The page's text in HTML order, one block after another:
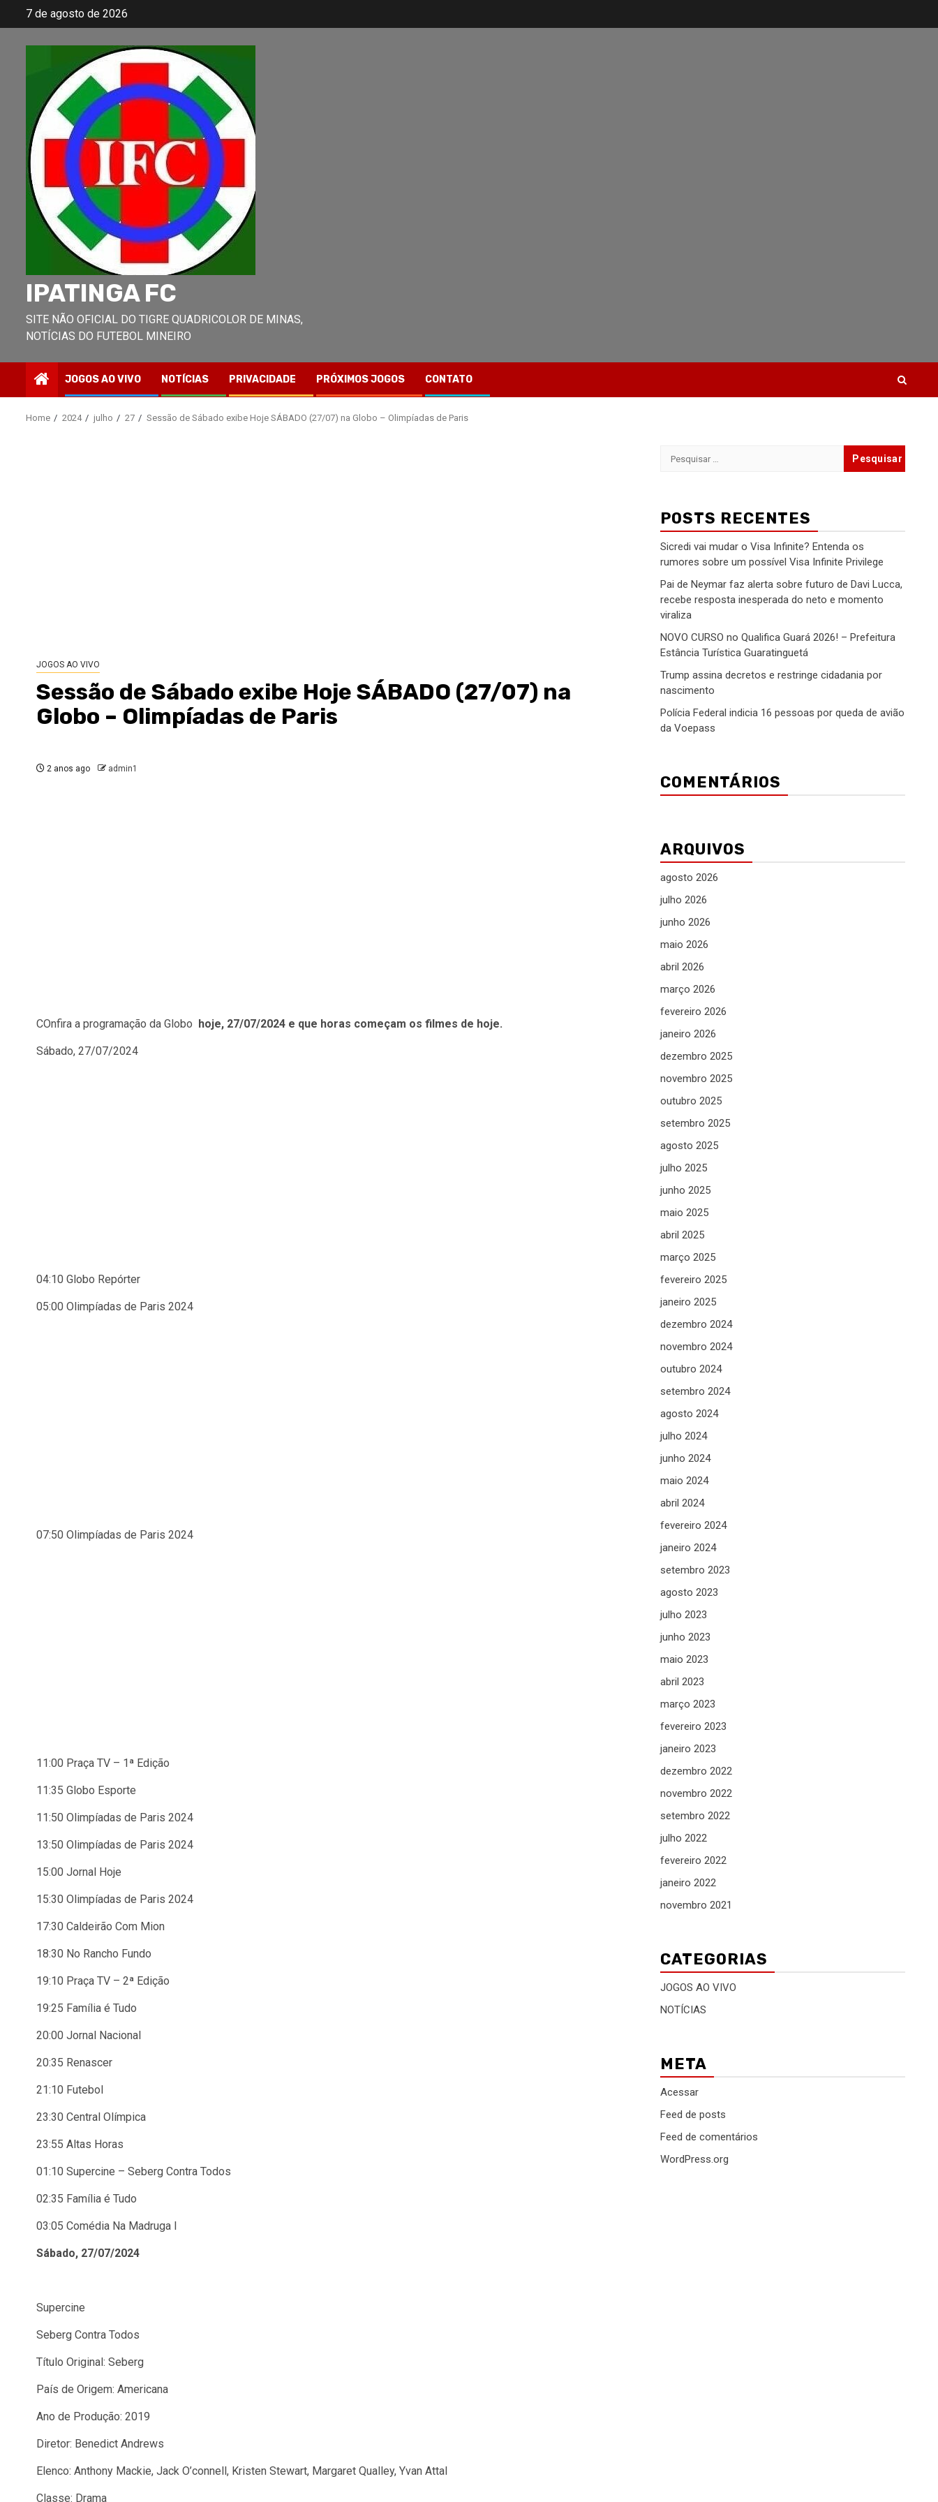
7 de agosto de 2026
IPATINGA FC
SITE NÃO OFICIAL DO TIGRE QUADRICOLOR DE MINAS,
NOTÍCIAS DO FUTEBOL MINEIRO
JOGOS AO VIVO NOTÍCIAS PRIVACIDADE PRÓXIMOS JOGOS CONTATO
Home 2024 julho 27 Sessão de Sábado exibe Hoje SÁBADO (27/07) na Globo – Olimpíadas de Paris
JOGOS AO VIVO
Sessão de Sábado exibe Hoje SÁBADO (27/07) na
Globo – Olimpíadas de Paris
2 anos ago admin1
COnfira a programação da Globo hoje, 27/07/2024 e que horas começam os filmes de hoje.
Sábado, 27/07/2024
04:10 Globo Repórter
05:00 Olimpíadas de Paris 2024
07:50 Olimpíadas de Paris 2024
11:00 Praça TV – 1ª Edição
11:35 Globo Esporte
11:50 Olimpíadas de Paris 2024
13:50 Olimpíadas de Paris 2024
15:00 Jornal Hoje
15:30 Olimpíadas de Paris 2024
17:30 Caldeirão Com Mion
18:30 No Rancho Fundo
19:10 Praça TV – 2ª Edição
19:25 Família é Tudo
20:00 Jornal Nacional
20:35 Renascer
21:10 Futebol
23:30 Central Olímpica
23:55 Altas Horas
01:10 Supercine – Seberg Contra Todos
02:35 Família é Tudo
03:05 Comédia Na Madruga I
Sábado, 27/07/2024
Supercine
Seberg Contra Todos
Título Original: Seberg
País de Origem: Americana
Ano de Produção: 2019
Diretor: Benedict Andrews
Elenco: Anthony Mackie, Jack O’connell, Kristen Stewart, Margaret Qualley, Yvan Attal
Classe: Drama
Pesquisar
POSTS RECENTES
Sicredi vai mudar o Visa Infinite? Entenda os
rumores sobre um possível Visa Infinite Privilege
Pai de Neymar faz alerta sobre futuro de Davi Lucca,
recebe resposta inesperada do neto e momento
viraliza
NOVO CURSO no Qualifica Guará 2026! – Prefeitura
Estância Turística Guaratinguetá
Trump assina decretos e restringe cidadania por
nascimento
Polícia Federal indicia 16 pessoas por queda de avião
da Voepass
COMENTÁRIOS
ARQUIVOS
agosto 2026
julho 2026
junho 2026
maio 2026
abril 2026
março 2026
fevereiro 2026
janeiro 2026
dezembro 2025
novembro 2025
outubro 2025
setembro 2025
agosto 2025
julho 2025
junho 2025
maio 2025
abril 2025
março 2025
fevereiro 2025
janeiro 2025
dezembro 2024
novembro 2024
outubro 2024
setembro 2024
agosto 2024
julho 2024
junho 2024
maio 2024
abril 2024
fevereiro 2024
janeiro 2024
setembro 2023
agosto 2023
julho 2023
junho 2023
maio 2023
abril 2023
março 2023
fevereiro 2023
janeiro 2023
dezembro 2022
novembro 2022
setembro 2022
julho 2022
fevereiro 2022
janeiro 2022
novembro 2021
CATEGORIAS
JOGOS AO VIVO
NOTÍCIAS
META
Acessar
Feed de posts
Feed de comentários
WordPress.org